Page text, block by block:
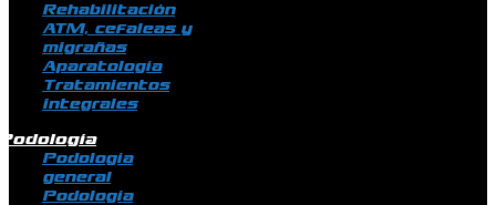
Rehabilitación
ATM, cefaleas y
migrañas
Aparatología
Tratamientos
integrales
Podología
general
Podología